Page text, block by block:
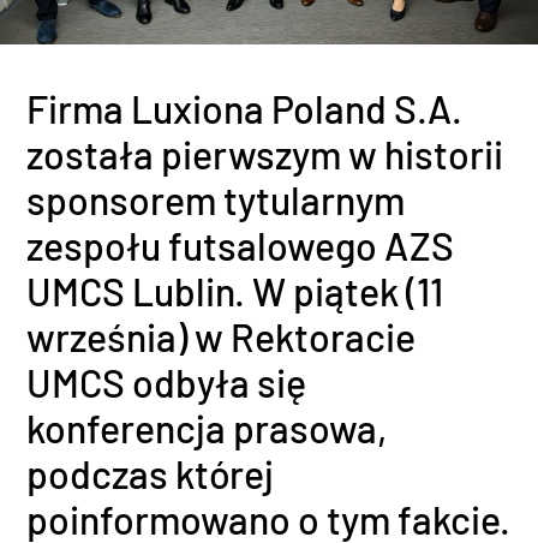
Firma Luxiona Poland S.A.
została pierwszym w historii
sponsorem tytularnym
zespołu futsalowego AZS
UMCS Lublin. W piątek (11
września) w Rektoracie
UMCS odbyła się
konferencja prasowa,
podczas której
poinformowano o tym fakcie.